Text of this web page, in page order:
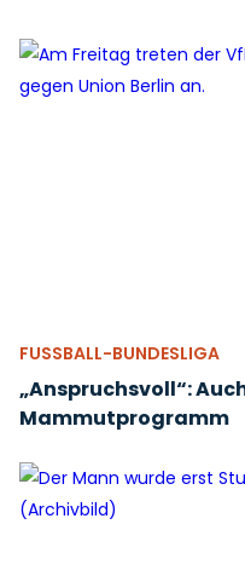
FUSSBALL-BUNDESLIGA
„Anspruchsvoll“:
Mammutprogramm